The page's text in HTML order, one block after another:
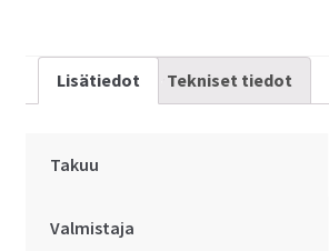
Lisätiedot Tekniset tiedot
Takuu
Valmistaja